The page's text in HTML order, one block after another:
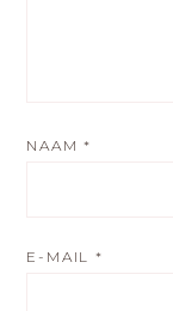
NAAM*
E-MAIL*